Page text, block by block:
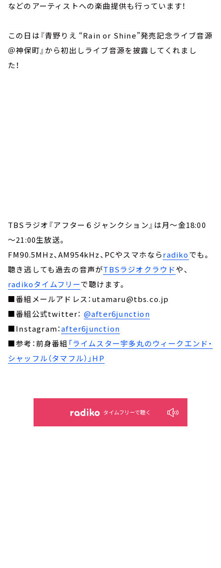
などのアーティストへの楽曲提供も行っています！
この日は『青野りえ “Rain or Shine”発売記念ライブ音源
＠神保町』から初出しライブ音源を披露してくれまし
た！
TBSラジオ『アフター６ジャンクション』は月～金18:00
～21:00生放送。
FM90.5MHz、AM954kHz、PCやスマホならradikoでも。
聴き逃しても過去の音声がTBSラジオクラウドや、
radikoタイムフリーで聴けます。
■番組メールアドレス：utamaru@tbs.co.jp
■番組公式twitter： @after6junction
■Instagram：after6junction
■参考：前身番組 「ライムスター宇多丸のウィークエンド・
シャッフル（タマフル）」HP
タイムフリーで聴く